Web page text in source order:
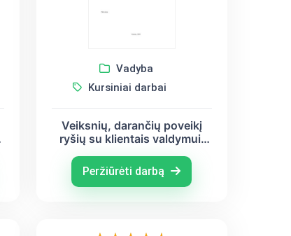
Vadyba
Kursiniai darbai
Veiksnių, darančių poveikį
ryšių su klientais valdymui,
KAUNAS“ analizė
Peržiūrėti darbą